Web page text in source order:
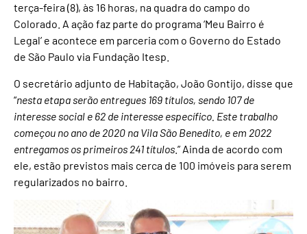
terça-feira (8), às 16 horas, na quadra do campo do
Colorado. A ação faz parte do programa ‘Meu Bairro é
Legal’ e acontece em parceria com o Governo do Estado
de São Paulo via Fundação Itesp.
O secretário adjunto de Habitação, João Gontijo, disse que
“nesta etapa serão entregues 169 títulos, sendo 107 de
interesse social e 62 de interesse específico. Este trabalho
começou no ano de 2020 na Vila São Benedito, e em 2022
entregamos os primeiros 241 títulos .” Ainda de acordo com
ele, estão previstos mais cerca de 100 imóveis para serem
regularizados no bairro.